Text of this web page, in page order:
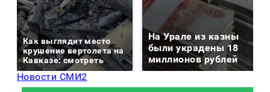
Как выглядит место
крушение вертолета на
Кавказе: смотреть
На Урале из казны
были украдены 18
миллионов рублей
Новости СМИ2